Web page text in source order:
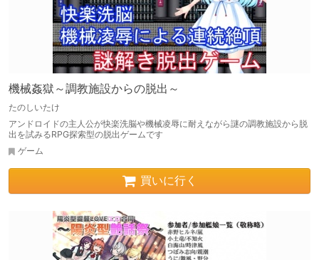
機械姦獄～調教施設からの脱出～
たのしいたけ
アンドロイドの主人公が快楽洗脳や機械凌辱に耐えながら謎の調教施設から脱
出を試みるRPG探索型の脱出ゲームです
ゲーム
買いに行く